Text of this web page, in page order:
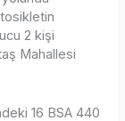
2 kişi
Mahallesi
16 BSA 440